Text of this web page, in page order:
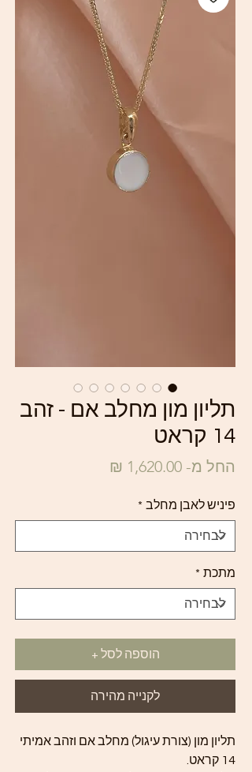
תליון מון מחלב אם - זהב
14 קראט
החל מ- 1,620.00 ₪
פיניש לאבן מחלב *
מתכת *
הוספה לסל +
לקנייה מהירה
תליון מון (צורת עיגול) מחלב אם וזהב אמיתי
14 קראט.